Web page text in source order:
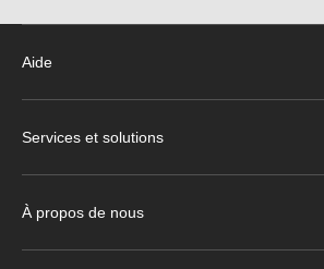
Aide
Services et solutions
À propos de nous